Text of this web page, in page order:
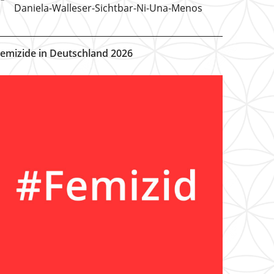
Daniela-Walleser-Sichtbar-Ni-Una-Menos
in Deutschland 2026